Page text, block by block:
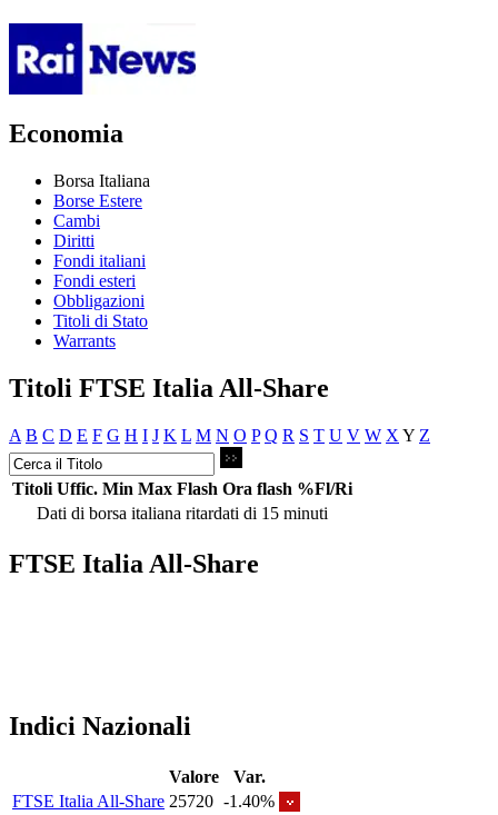
Economia
Borsa Italiana
Borse Estere
Cambi
Diritti
Fondi italiani
Fondi esteri
Obbligazioni
Titoli di Stato
Warrants
Titoli FTSE Italia All-Share
A B C D E F G H I J K L M N O P Q R S T U V W X Y Z
Titoli Uffic. Min Max Flash Ora flash %Fl/Ri
Dati di borsa italiana ritardati di 15 minuti
FTSE Italia All-Share
Indici Nazionali
Valore
Var.
FTSE Italia All-Share 25720 -1.40%